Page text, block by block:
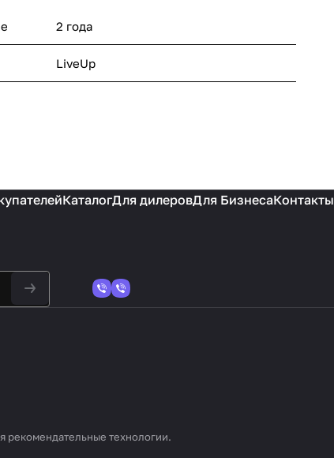
2 года
LiveUp
КаталогДля дилеровДля БизнесаКонтакты
рекомендательные технологии.